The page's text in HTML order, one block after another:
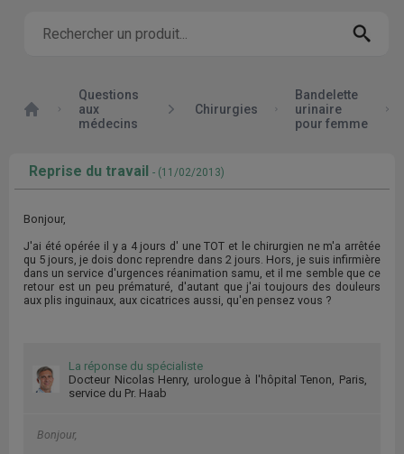
Accueil
Questions
aux
médecins
Chirurgies
Bandelette
urinaire
pour femme
Reprise du travail - (11/02/2013)
Bonjour,
J'ai été opérée il y a 4 jours d' une TOT et le chirurgien ne m'a arrêtée
qu 5 jours, je dois donc reprendre dans 2 jours. Hors, je suis infirmière
dans un service d'urgences réanimation samu, et il me semble que ce
retour est un peu prématuré, d'autant que j'ai toujours des douleurs
aux plis inguinaux, aux cicatrices aussi, qu'en pensez vous ?
La réponse du spécialiste
Docteur Nicolas Henry, urologue à l'hôpital Tenon, Paris,
service du Pr. Haab
Bonjour,